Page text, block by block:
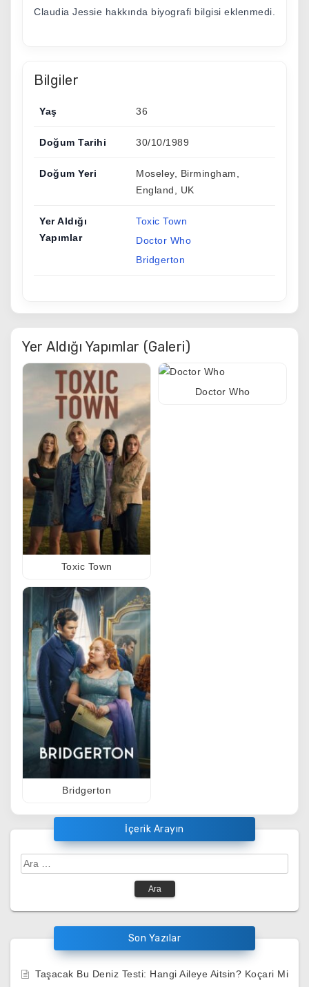
Claudia Jessie hakkında biyografi bilgisi eklenmedi.
Bilgiler
Yaş 36
Doğum Tarihi 30/10/1989
Doğum Yeri
Moseley, Birmingham,
England, UK
Yer Aldığı
Yapımlar
Toxic Town
Doctor Who
Bridgerton
Yer Aldığı Yapımlar (Galeri)
Toxic Town
Doctor Who
Bridgerton
İçerik Arayın
Arama:
Son Yazılar
Taşacak Bu Deniz Testi: Hangi Aileye Aitsin? Koçari Mi